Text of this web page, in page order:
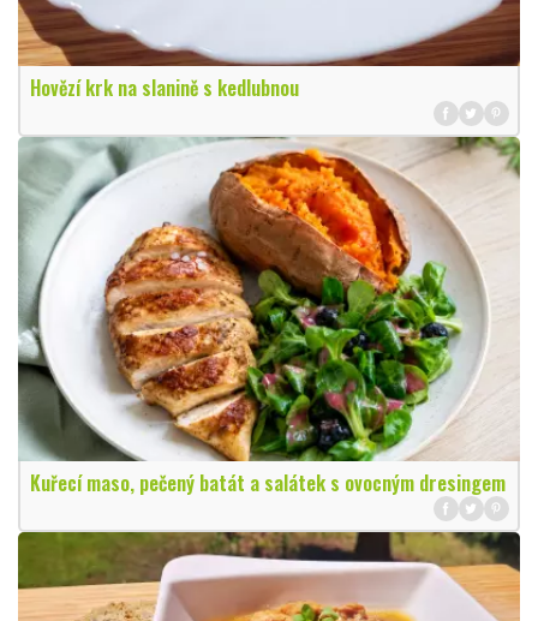
Hovězí krk na slanině s kedlubnou
Kuřecí maso, pečený batát a salátek s ovocným dresingem